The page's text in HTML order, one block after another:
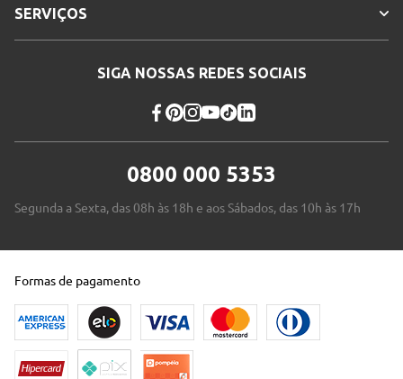
SERVIÇOS
SIGA NOSSAS REDES SOCIAIS
0800 000 5353
Segunda a Sexta, das 08h às 18h e aos Sábados, das 10h às 17h
Formas de pagamento